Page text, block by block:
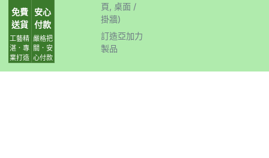
免費
送貨
工藝精
湛．專
業打造
安心
付款
嚴格把
關．安
心付款
頁, 桌面 /
掛牆)
訂造亞加力
製品